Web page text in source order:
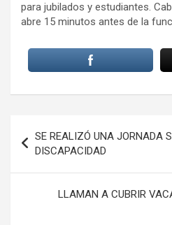
para jubilados y estudiantes.
abre 15 minutos antes de la
Navegación
de
entradas
SE REALIZÓ UNA JORNADA
DISCAPACIDAD
LLAMAN A CUBRIR